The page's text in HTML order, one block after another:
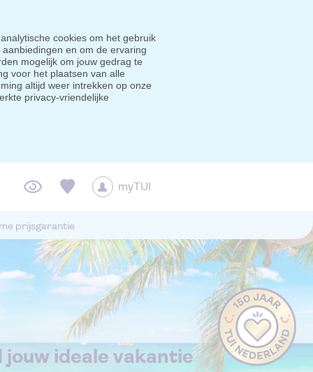
cookies om het gebruik
en om de ervaring
mogelijk om jouw gedrag te
voor het plaatsen van alle
altijd weer intrekken op onze
privacy-vriendelijke
myTUI
prijsgarantie
jouw ideale vakantie